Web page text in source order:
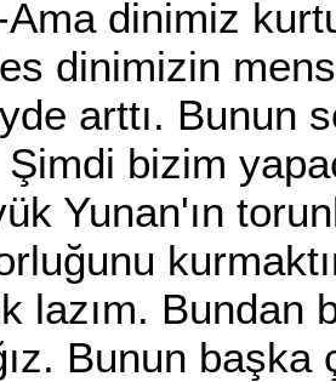
dinimizin
arttı. Bunun
Şimdi bizim
Yunan'ın
lazım. Bundan
Bunun başka